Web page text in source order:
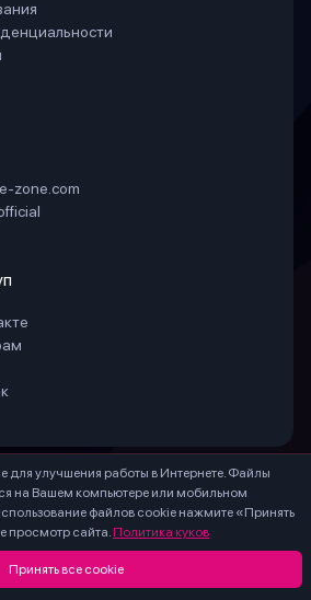
для улучшения работы в Интернете. Файлы
на Вашем компьютере или мобильном
файлов cookie нажмите «Принять
просмотр сайта. Политика куков
Принять все cookie
zone.com
Все права защищены.
ИНН 771888066530 ОГРНИП
324774600203756
Instagram) - признана экстремистской, ее